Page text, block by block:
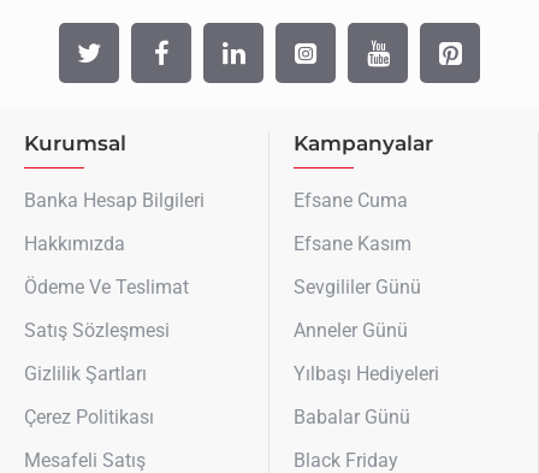
Kurumsal
Banka Hesap Bilgileri
Hakkımızda
Ödeme Ve Teslimat
Satış Sözleşmesi
Gizlilik Şartları
Çerez Politikası
Mesafeli Satış
Kampanyalar
Efsane Cuma
Efsane Kasım
Sevgililer Günü
Anneler Günü
Yılbaşı Hediyeleri
Babalar Günü
Black Friday